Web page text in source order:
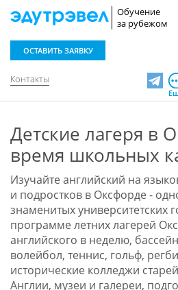
Обучение
за рубежом
Контакты
ОСТАВИТЬ ЗАЯВКУ
Telegram
Детские лагеря в
время школьных
Изучайте английский на
и подростков в Оксфорде -
знаменитых университетских
программе летних лагерей
английского в неделю,
волейбол, теннис, гольф,
исторические колледжи
Англии, музеи и галереи,